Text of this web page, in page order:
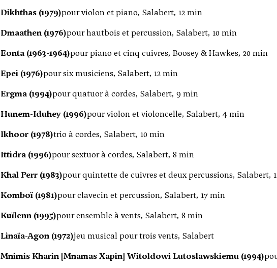
Dikhthas (1979)pour violon et piano, Salabert, 12 min
Dmaathen (1976)pour hautbois et percussion, Salabert, 10 min
Eonta (1963-1964)pour piano et cinq cuivres, Boosey & Hawkes, 20 min
Epei (1976)pour six musiciens, Salabert, 12 min
Ergma (1994)pour quatuor à cordes, Salabert, 9 min
Hunem-Iduhey (1996)pour violon et violoncelle, Salabert, 4 min
Ikhoor (1978)trio à cordes, Salabert, 10 min
Ittidra (1996)pour sextuor à cordes, Salabert, 8 min
Khal Perr (1983)pour quintette de cuivres et deux percussions, Salabert,
Komboï (1981)pour clavecin et percussion, Salabert, 17 min
Kuïlenn (1995)pour ensemble à vents, Salabert, 8 min
Linaïa-Agon (1972)jeu musical pour trois vents, Salabert
Mnimis Kharin [Mnamas Xapin] Witoldowi Lutoslawskiemu (1994)